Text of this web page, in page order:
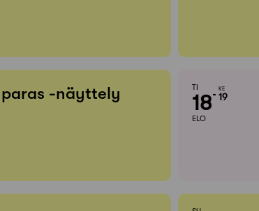
-näyttely
TI
18
ELO
KE
19